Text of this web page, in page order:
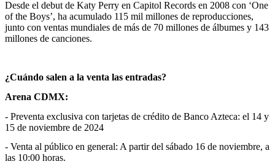
Desde el debut de Katy Perry en Capitol Records en 2008 con ‘One
of the Boys’, ha acumulado 115 mil millones de reproducciones,
junto con ventas mundiales de más de 70 millones de álbumes y 143
millones de canciones.
¿Cuándo salen a la venta las entradas?
Arena CDMX:
- Preventa exclusiva con tarjetas de crédito de Banco Azteca: el 14 y
15 de noviembre de 2024
- Venta al público en general: A partir del sábado 16 de noviembre, a
las 10:00 horas.